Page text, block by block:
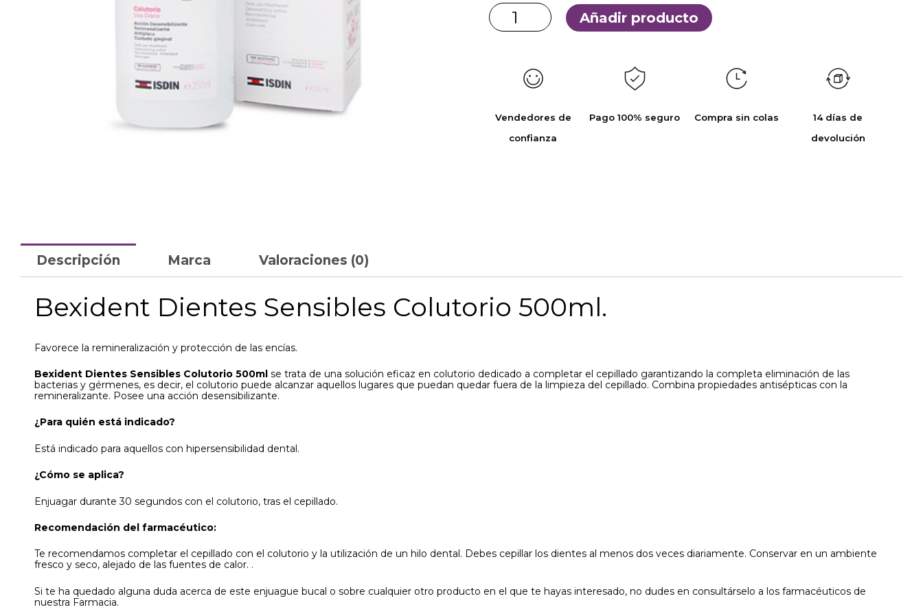
Añadir producto
Vendedores de
confianza
Pago 100% seguro Compra sin colas
14 días de
devolución
Descripción Marca Valoraciones (0)
Bexident Dientes Sensibles Colutorio 500ml.
Favorece la remineralización y protección de las encías.
Bexident Dientes Sensibles Colutorio 500ml se trata de una solución eficaz en colutorio dedicado a completar el cepillado garantizando la completa eliminación de las
bacterias y gérmenes, es decir, el colutorio puede alcanzar aquellos lugares que puedan quedar fuera de la limpieza del cepillado. Combina propiedades antisépticas con la
remineralizante. Posee una acción desensibilizante.
¿Para quién está indicado?
Está indicado para aquellos con hipersensibilidad dental.
¿Cómo se aplica?
Enjuagar durante 30 segundos con el colutorio, tras el cepillado.
Recomendación del farmacéutico:
Te recomendamos completar el cepillado con el colutorio y la utilización de un hilo dental. Debes cepillar los dientes al menos dos veces diariamente. Conservar en un ambiente
fresco y seco, alejado de las fuentes de calor. .
Si te ha quedado alguna duda acerca de este enjuague bucal o sobre cualquier otro producto en el que te hayas interesado, no dudes en consultárselo a los farmacéuticos de
nuestra Farmacia.